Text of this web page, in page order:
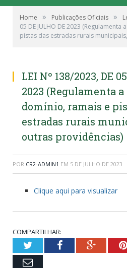
Home » Publicações Oficiais »
05 DE JULHO DE 2023
pistas das estradas rurais
LEI Nº 138/2023, DE
2023 (Regulamenta
domínio, ramais e
estradas rurais
outras providências)
POR CR2-ADMIN1 EM 5 DE JULHO DE 2023
Clique aqui para visualizar
COMPARTILHAR:
TwitterFacebookGoogle+
Email